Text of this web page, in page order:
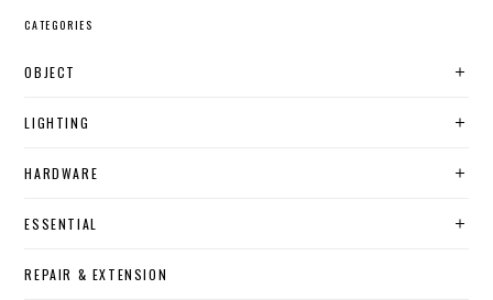
CATEGORIES
OBJECT
LIGHTING
HARDWARE
ESSENTIAL
REPAIR & EXTENSION